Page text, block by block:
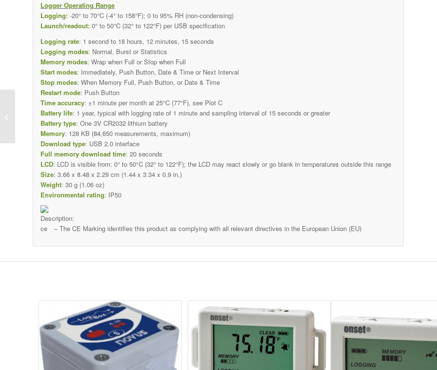
Logger Operating Range
Logging: -20° to 70°C (-4° to 158°F); 0 to 95% RH (non-condensing)
Launch/readout: 0° to 50°C (32° to 122°F) per USB specification
Logging rate: 1 second to 18 hours, 12 minutes, 15 seconds
Logging modes: Normal, Burst or Statistics
Memory modes: Wrap when Full or Stop when Full
Start modes: Immediately, Push Button, Date & Time or Next Interval
Stop modes: When Memory Full, Push Button, or Date & Time
Restart mode: Push Button
Time accuracy: ±1 minute per month at 25°C (77°F), see Plot C
Battery life: 1 year, typical with logging rate of 1 minute and sampling interval of 15 seconds or greater
Battery type: One 3V CR2032 lithium battery
Memory: 128 KB (84,650 measurements, maximum)
Download type: USB 2.0 interface
Full memory download time: 20 seconds
LCD: LCD is visible from: 0° to 50°C (32° to 122°F); the LCD may react slowly or go blank in temperatures outside this range
Size: 3.66 x 8.48 x 2.29 cm (1.44 x 3.34 x 0.9 in.)
Weight: 30 g (1.06 oz)
Environmental rating: IP50
– The CE Marking identifies this product as complying with all relevant directives in the European Union (EU)